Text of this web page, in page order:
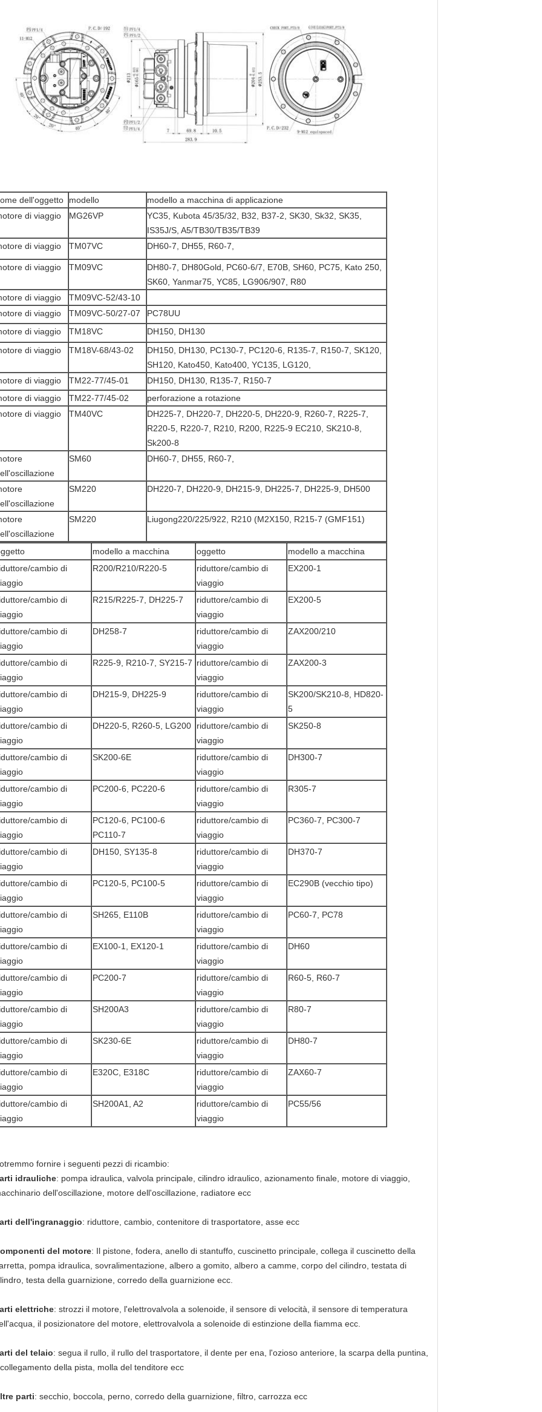
dell'oggetto modello
modello a macchina di applicazione
di viaggio
MG26VP
YC35, Kubota 45/35/32, B32, B37-2, SK30, Sk32, SK35,
IS35J/S, A5/TB30/TB35/TB39
di viaggio
TM07VC DH60-7, DH55, R60-7,
di viaggio TM09VC
DH80-7, DH80Gold, PC60-6/7, E70B, SH60, PC75, Kato 250,
SK60, Yanmar75, YC85, LG906/907, R80
di viaggio
TM09VC-52/43-10
di viaggio
TM09VC-50/27-07
PC78UU
di viaggio
TM18VC
DH150, DH130
di viaggio
TM18V-68/43-02
DH150, DH130, PC130-7, PC120-6, R135-7, R150-7, SK120,
SH120, Kato450, Kato400, YC135, LG120,
di viaggio
TM22-77/45-01
DH150, DH130, R135-7, R150-7
di viaggio
TM22-77/45-02
perforazione a rotazione
di viaggio
TM40VC
DH225-7, DH220-7, DH220-5, DH220-9, R260-7, R225-7,
R220-5, R220-7, R210, R200, R225-9 EC210, SK210-8,
Sk200-8
SM60 DH60-7, DH55, R60-7,
SM220 DH220-7, DH220-9, DH215-9, DH225-7, DH225-9, DH500
SM220 Liugong220/225/922, R210 (M2X150, R215-7 (GMF151)
modello a macchina oggetto
modello a macchina
cambio di
R200/R210/R220-5
riduttore/cambio di
viaggio
EX200-1
cambio di
R215/R225-7, DH225-7
riduttore/cambio di
viaggio
EX200-5
cambio di
DH258-7
riduttore/cambio di
viaggio
ZAX200/210
cambio di
R225-9, R210-7, SY215-7 riduttore/cambio di
viaggio
ZAX200-3
cambio di
DH215-9, DH225-9
riduttore/cambio di
viaggio
SK200/SK210-8, HD820-
5
cambio di
DH220-5, R260-5, LG200
riduttore/cambio di
viaggio
SK250-8
cambio di
SK200-6E
riduttore/cambio di
viaggio
DH300-7
cambio di
PC200-6, PC220-6
riduttore/cambio di
viaggio
R305-7
cambio di
PC120-6, PC100-6
PC110-7
riduttore/cambio di
viaggio
PC360-7, PC300-7
cambio di
DH150, SY135-8
riduttore/cambio di
viaggio
DH370-7
cambio di
PC120-5, PC100-5
riduttore/cambio di
viaggio
EC290B (vecchio tipo)
cambio di
SH265, E110B
riduttore/cambio di
viaggio
PC60-7, PC78
cambio di
EX100-1, EX120-1
riduttore/cambio di
viaggio
DH60
cambio di
PC200-7
riduttore/cambio di
viaggio
R60-5, R60-7
cambio di
SH200A3
riduttore/cambio di
viaggio
R80-7
cambio di
SK230-6E
riduttore/cambio di
viaggio
DH80-7
cambio di
E320C, E318C
riduttore/cambio di
viaggio
ZAX60-7
cambio di
SH200A1, A2
riduttore/cambio di
viaggio
PC55/56
fornire i seguenti pezzi di ricambio:
idrauliche: pompa idraulica, valvola principale, cilindro idraulico, azionamento finale, motore di viaggio,
dell'oscillazione, motore dell'oscillazione, radiatore ecc
dell'ingranaggio: riduttore, cambio, contenitore di trasportatore, asse ecc
del motore: Il pistone, fodera, anello di stantuffo, cuscinetto principale, collega il cuscinetto della
pompa idraulica, sovralimentazione, albero a gomito, albero a camme, corpo del cilindro, testata di
testa della guarnizione, corredo della guarnizione ecc.
elettriche: strozzi il motore, l'elettrovalvola a solenoide, il sensore di velocità, il sensore di temperatura
il posizionatore del motore, elettrovalvola a solenoide di estinzione della fiamma ecc.
del telaio: segua il rullo, il rullo del trasportatore, il dente per ena, l'ozioso anteriore, la scarpa della puntina,
della pista, molla del tenditore ecc
parti: secchio, boccola, perno, corredo della guarnizione, filtro, carrozza ecc